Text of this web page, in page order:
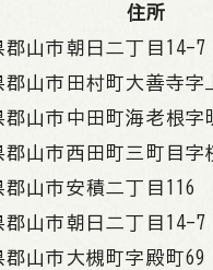
住所
郡山市朝日二丁目14-7
郡山市田村町大善寺字
郡山市中田町海老根字
郡山市西田町三町目字
郡山市安積二丁目116
郡山市朝日二丁目14-7
郡山市大槻町字殿町69